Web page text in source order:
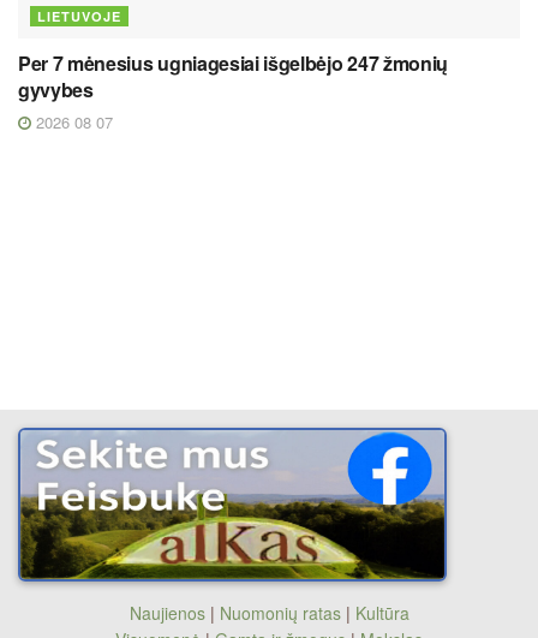
LIETUVOJE
Per 7 mėnesius ugniagesiai išgelbėjo 247 žmonių
gyvybes
2026 08 07
Naujienos| Nuomonių ratas| Kultūra